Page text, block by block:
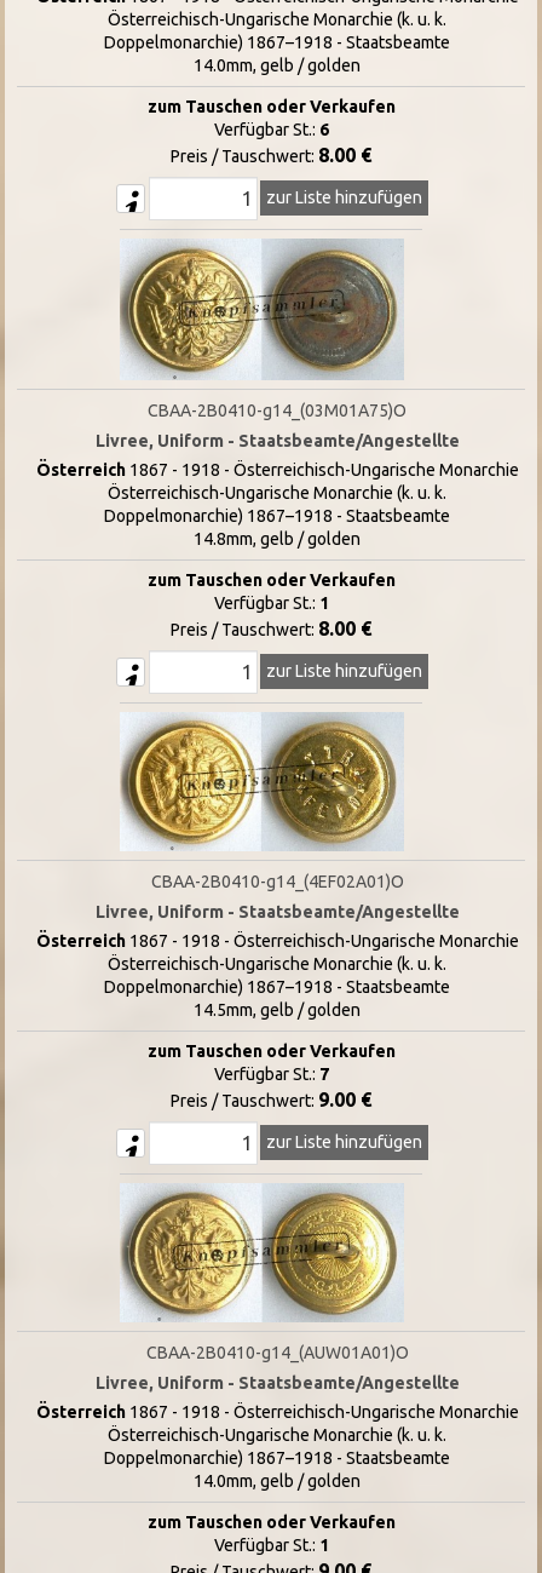
Österreichisch-Ungarische Monarchie (k. u. k.
Doppelmonarchie) 1867–1918 - Staatsbeamte
14.0mm, gelb / golden
zum Tauschen oder Verkaufen
Verfügbar St.: 6
Preis / Tauschwert: 8.00 €
zur Liste hinzufügen
CBAA-2B0410-g14_(03M01A75)O
Livree, Uniform - Staatsbeamte/Angestellte
Österreich1867 - 1918 - Österreichisch-Ungarische Monarchie
Österreichisch-Ungarische Monarchie (k. u. k.
Doppelmonarchie) 1867–1918 - Staatsbeamte
14.8mm, gelb / golden
zum Tauschen oder Verkaufen
Verfügbar St.: 1
Preis / Tauschwert: 8.00 €
zur Liste hinzufügen
CBAA-2B0410-g14_(4EF02A01)O
Livree, Uniform - Staatsbeamte/Angestellte
Österreich1867 - 1918 - Österreichisch-Ungarische Monarchie
Österreichisch-Ungarische Monarchie (k. u. k.
Doppelmonarchie) 1867–1918 - Staatsbeamte
14.5mm, gelb / golden
zum Tauschen oder Verkaufen
Verfügbar St.: 7
Preis / Tauschwert: 9.00 €
zur Liste hinzufügen
CBAA-2B0410-g14_(AUW01A01)O
Livree, Uniform - Staatsbeamte/Angestellte
Österreich1867 - 1918 - Österreichisch-Ungarische Monarchie
Österreichisch-Ungarische Monarchie (k. u. k.
Doppelmonarchie) 1867–1918 - Staatsbeamte
14.0mm, gelb / golden
zum Tauschen oder Verkaufen
Verfügbar St.: 1